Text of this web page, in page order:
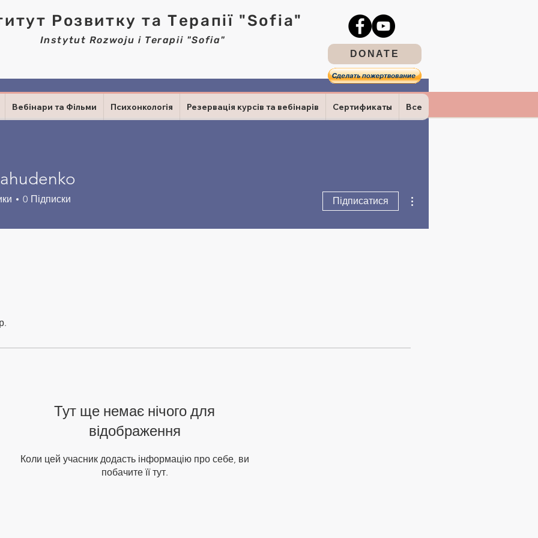
Розвитку та Терапії "Sofia"
Instytut Rozwoju i Terapii "Sofia"
DONATE
Вебінари та Фільми Психонкологія Резервація курсів та вебінарів Сертификаты Все
Тут ще немає нічого для
відображення
Коли цей учасник додасть інформацію про себе, ви
побачите її тут.
0 Підписки Підписатися